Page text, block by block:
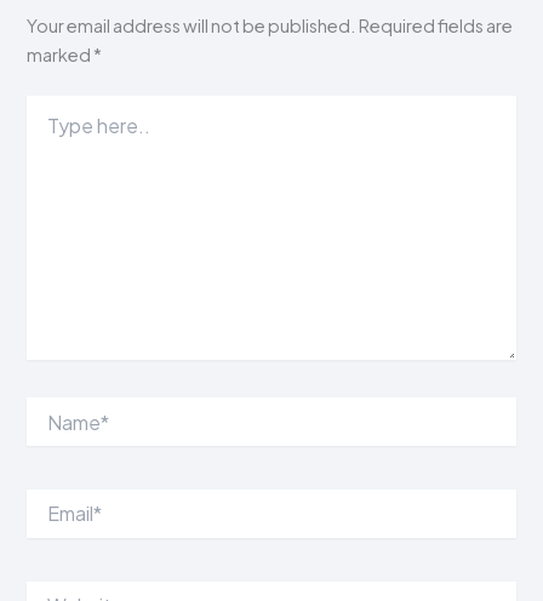
Your email address will not be published. Required fields are
marked *
here..